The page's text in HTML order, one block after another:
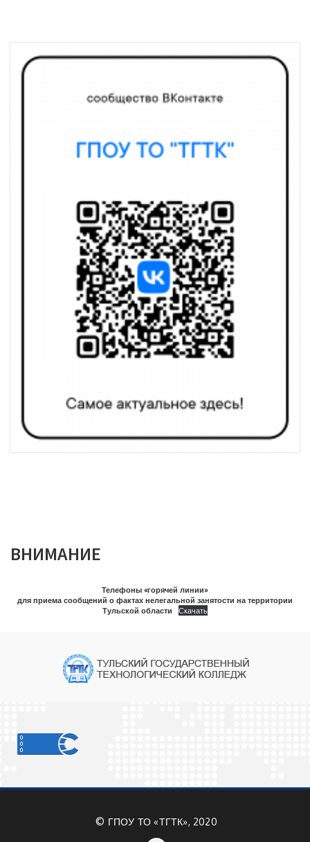
ВНИМАНИЕ
Телефоны «горячей линии»
для приема сообщений о фактах нелегальной занятости на территории
Тульской области
Скачать
© ГПОУ ТО «ТГТК», 2020